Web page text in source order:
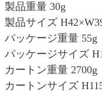
製品重量 30g
製品サイズ
パッケージ重量 55g
パッケージサイズ
カートン重量 2700g
カートンサイズ